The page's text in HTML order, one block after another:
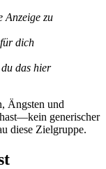
Anzeige zu
dich
das hier
Ängsten und
generischer
diese Zielgruppe.